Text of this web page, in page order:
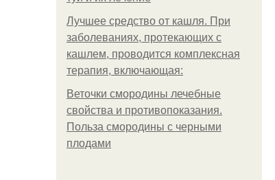
Лучшее средство от кашля. При
заболеваниях, протекающих с
кашлем, проводится комплексная
терапия, включающая:
Веточки смородины лечебные
свойства и противопоказания.
Польза смородины с черными
плодами